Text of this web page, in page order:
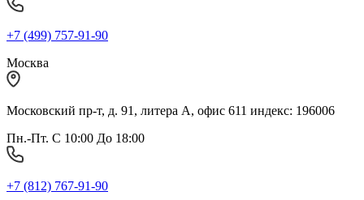
+7 (499) 757-91-90
Москва
Московский пр-т, д. 91, литера А, офис 611 индекс: 196006
Пн.-Пт. С 10:00 До 18:00
+7 (812) 767-91-90